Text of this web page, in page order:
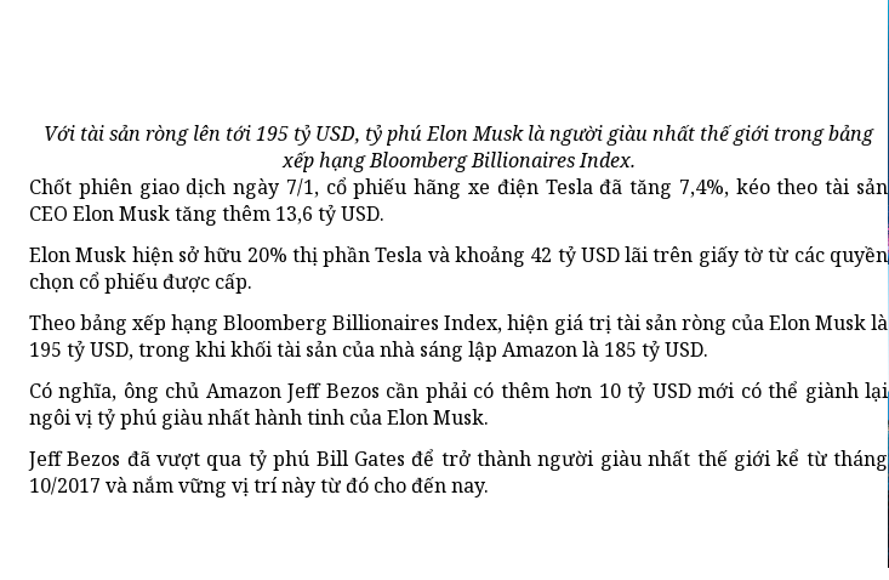
Với tài sản ròng lên tới 195 tỷ USD, tỷ phú Elon Musk là người giàu nhất thế giới trong bảng
xếp hạng Bloomberg Billionaires Index.
Chốt phiên giao dịch ngày 7/1, cổ phiếu hãng xe điện Tesla đã tăng 7,4%, kéo theo tài sản
CEO Elon Musk tăng thêm 13,6 tỷ USD.
Elon Musk hiện sở hữu 20% thị phần Tesla và khoảng 42 tỷ USD lãi trên giấy tờ từ các quyền
chọn cổ phiếu được cấp.
Theo bảng xếp hạng Bloomberg Billionaires Index, hiện giá trị tài sản ròng của Elon Musk là
195 tỷ USD, trong khi khối tài sản của nhà sáng lập Amazon là 185 tỷ USD.
Có nghĩa, ông chủ Amazon Jeff Bezos cần phải có thêm hơn 10 tỷ USD mới có thể giành lại
ngôi vị tỷ phú giàu nhất hành tinh của Elon Musk.
Jeff Bezos đã vượt qua tỷ phú Bill Gates để trở thành người giàu nhất thế giới kể từ tháng
10/2017 và nắm vững vị trí này từ đó cho đến nay.